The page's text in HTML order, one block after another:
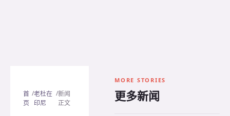
首
页
/老杜在
印尼
/新闻
正文
MORE STORIES
更多新闻